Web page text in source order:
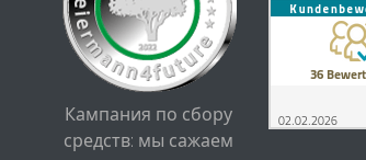
Кампания по сбору
средств: мы сажаем